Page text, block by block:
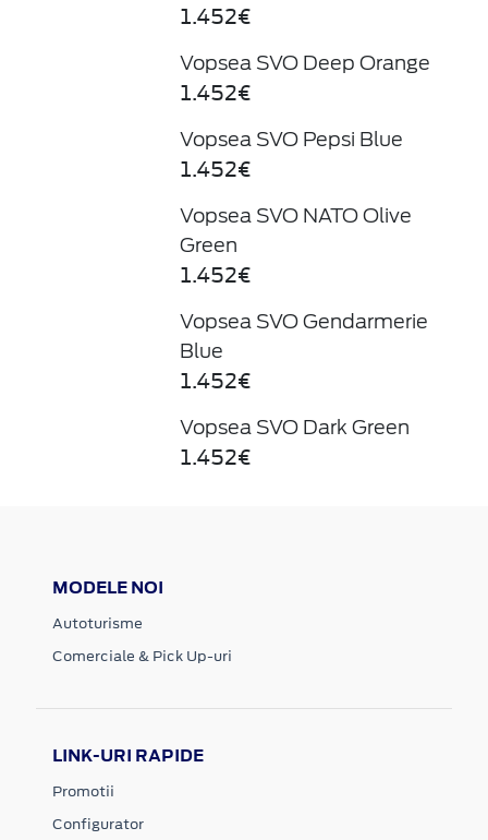
1.452€
Vopsea SVO Deep Orange
1.452€
Vopsea SVO Pepsi Blue
1.452€
Vopsea SVO NATO Olive
Green
1.452€
Vopsea SVO Gendarmerie
Blue
1.452€
Vopsea SVO Dark Green
1.452€
MODELE NOI
Autoturisme
Comerciale & Pick Up-uri
LINK-URI RAPIDE
Promotii
Configurator